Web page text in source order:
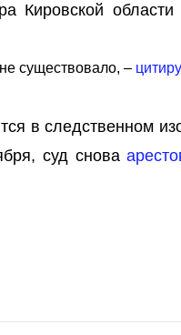
Кировской области
существовало, –
в следственном
суд снова